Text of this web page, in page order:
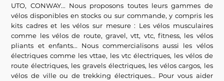
UTO, CONWAY... Nous proposons toutes leurs gammes de
vélos disponibles en stocks ou sur commande, y compris les
kits cadres et les vélos sur mesure : Les vélos musculaires
comme les vélos de route, gravel, vtt, vtc, fitness, les vélos
pliants et enfants... Nous commercialisons aussi les vélos
électriques comme les vttae, les vtc électriques, les vélos de
route électriques, les gravels électriques, les vélos cargos, les
vélos de ville ou de trekking électriques... Pour vous aider